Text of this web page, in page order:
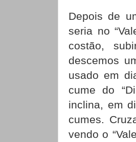
Depois de
seria no
costão,
descemos
usado em
cume do
inclina, em
cumes.
vendo o